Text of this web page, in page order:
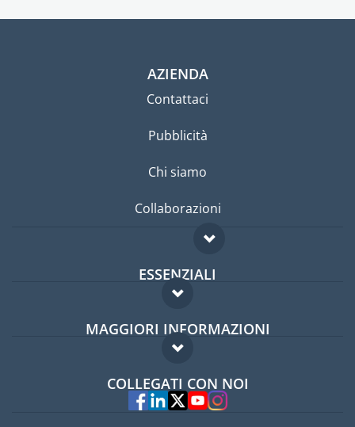
AZIENDA
Contattaci
Pubblicità
Chi siamo
Collaborazioni
ESSENZIALI
Forum per expat
Guida per expat
MAGGIORI INFORMAZIONI
Domande frequenti
Esperti
COLLEGATI CON NOI